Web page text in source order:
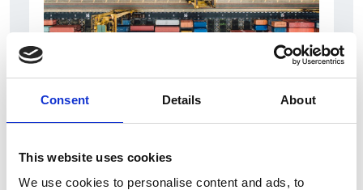
Consent Details About
This website uses cookies
We use cookies to personalise content and ads, to
6 Agosto 2026
L’interscambio Italia – Repubblica ha superato
Interviste